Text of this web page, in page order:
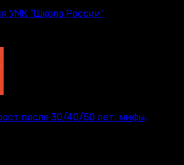
УМК “Школа России”
после 30/40/50 лет: мифы,